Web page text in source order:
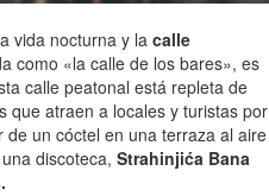
vida nocturna y la calle
como «la calle de los bares», es
calle peatonal está repleta de
que atraen a locales y turistas por
un cóctel en una terraza al aire
discoteca, Strahinjića Bana